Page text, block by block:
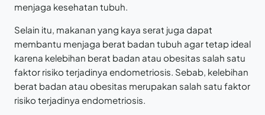
menjaga kesehatan tubuh.
Selain itu, makanan yang kaya serat juga dapat
membantu menjaga berat badan tubuh agar tetap ideal
karena kelebihan berat badan atau obesitas salah satu
faktor risiko terjadinya endometriosis. Sebab, kelebihan
berat badan atau obesitas merupakan salah satu faktor
risiko terjadinya endometriosis.